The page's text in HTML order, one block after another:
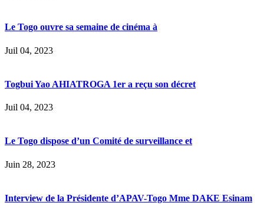
Le Togo ouvre sa semaine de cinéma à
Juil 04, 2023
Togbui Yao AHIATROGA 1er a reçu son décret
Juil 04, 2023
Le Togo dispose d’un Comité de surveillance et
Juin 28, 2023
Interview de la Présidente d’APAV-Togo Mme DAKE Esinam